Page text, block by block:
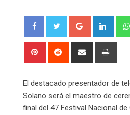
Google+
Pinterest Reddit
Share
El destacado presentador de
Solano será el maestro de
final del 47 Festival Nacional